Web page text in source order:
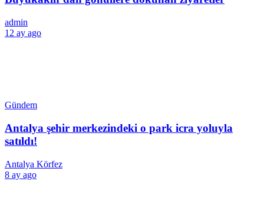
admin
12 ay ago
Gündem
Antalya şehir merkezindeki o park icra yoluyla
satıldı!
Antalya Körfez
8 ay ago